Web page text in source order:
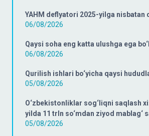
YAHM deflyatori 2025-yilga nisbatan
06/08/2026
Qaysi soha eng katta ulushga ega
06/08/2026
Qurilish ishlari bo‘yicha qaysi
05/08/2026
O‘zbekistonliklar sog‘liqni saqlash
yilda 11 trln so‘mdan ziyod mablag‘
05/08/2026